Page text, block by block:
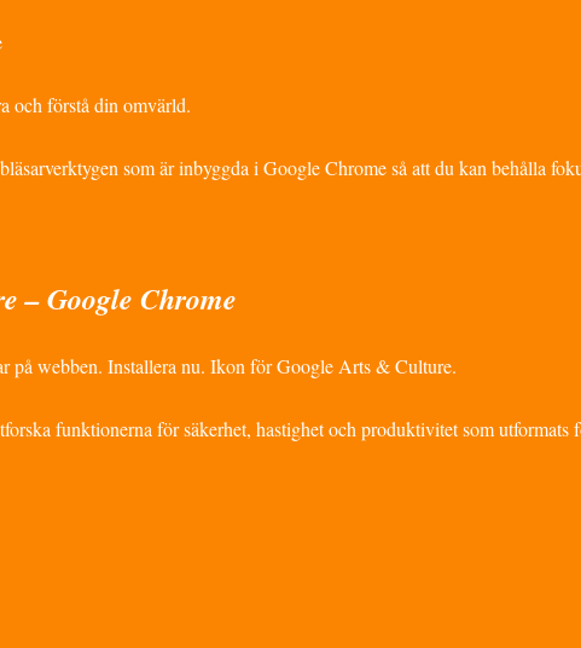
och förstå din omvärld.
som är inbyggda i Google Chrome så att du kan behålla
– Google Chrome
på webben. Installera nu. Ikon för Google Arts & Culture.
funktionerna för säkerhet, hastighet och produktivitet som utformats